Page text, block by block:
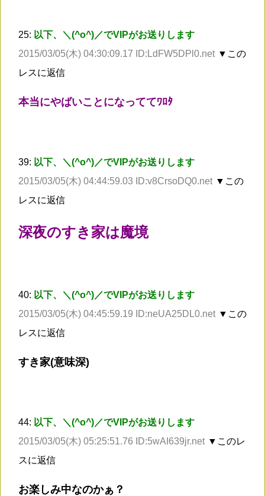
25: 以下、＼(^o^)／でVIPがお送りします
2015/03/05(木) 04:30:09.17 ID:LdFW5DPl0.net ▼この
レスに返信
本当にやばいことになっててﾜﾛﾀ
39: 以下、＼(^o^)／でVIPがお送りします
2015/03/05(木) 04:44:59.03 ID:v8CrsoDQ0.net ▼この
レスに返信
深夜のすき家は魔境
40: 以下、＼(^o^)／でVIPがお送りします
2015/03/05(木) 04:45:59.19 ID:neUA25DL0.net ▼この
レスに返信
すき家(意味深)
44: 以下、＼(^o^)／でVIPがお送りします
2015/03/05(木) 05:25:51.76 ID:5wAI639jr.net ▼このレ
スに返信
お楽しみ中なのかぁ？